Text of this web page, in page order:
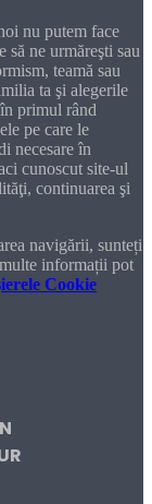
nu putem face
să ne urmăreşti sau
teamă sau
ta şi alegerile
primul rând
pe care le
necesare în
cunoscut site-ul
continuarea şi
navigării, sunteți
informații pot
Cookie